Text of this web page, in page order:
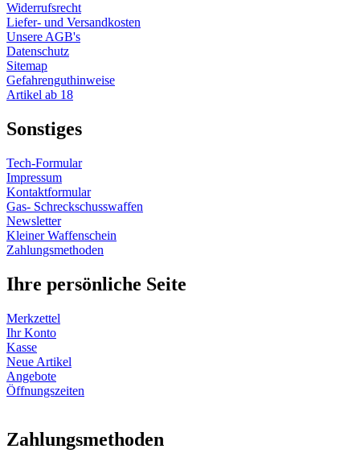
Widerrufsrecht
Liefer- und Versandkosten
Unsere AGB's
Datenschutz
Sitemap
Gefahrenguthinweise
Artikel ab 18
Sonstiges
Tech-Formular
Impressum
Kontaktformular
Gas- Schreckschusswaffen
Newsletter
Kleiner Waffenschein
Zahlungsmethoden
Ihre persönliche Seite
Merkzettel
Ihr Konto
Kasse
Neue Artikel
Angebote
Öffnungszeiten
Zahlungsmethoden